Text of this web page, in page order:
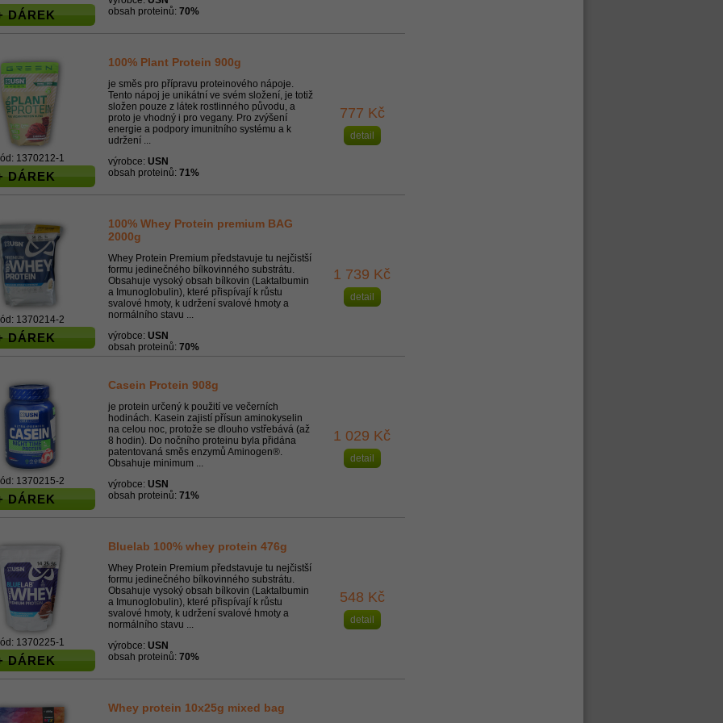
DÁREK
obsah proteinů: 70%
1370212-1
DÁREK
100% Plant Protein 900g
je směs pro přípravu proteinového nápoje.
Tento nápoj je unikátní ve svém složení, je totiž
složen pouze z látek rostlinného původu, a
proto je vhodný i pro vegany. Pro zvýšení
energie a podpory imunitního systému a k
udržení ...
výrobce: USN
obsah proteinů: 71%
777 Kč
detail
1370214-2
DÁREK
100% Whey Protein premium BAG
2000g
Whey Protein Premium představuje tu nejčistší
formu jedinečného bílkovinného substrátu.
Obsahuje vysoký obsah bílkovin (Laktalbumin
a Imunoglobulin), které přispívají k růstu
svalové hmoty, k udržení svalové hmoty a
normálního stavu ...
výrobce: USN
obsah proteinů: 70%
1 739 Kč
detail
1370215-2
DÁREK
Casein Protein 908g
je protein určený k použití ve večerních
hodinách. Kasein zajistí přísun aminokyselin
na celou noc, protože se dlouho vstřebává (až
8 hodin). Do nočního proteinu byla přidána
patentovaná směs enzymů Aminogen®.
Obsahuje minimum ...
výrobce: USN
obsah proteinů: 71%
1 029 Kč
detail
1370225-1
DÁREK
Bluelab 100% whey protein 476g
Whey Protein Premium představuje tu nejčistší
formu jedinečného bílkovinného substrátu.
Obsahuje vysoký obsah bílkovin (Laktalbumin
a Imunoglobulin), které přispívají k růstu
svalové hmoty, k udržení svalové hmoty a
normálního stavu ...
výrobce: USN
obsah proteinů: 70%
548 Kč
detail
Whey protein 10x25g mixed bag